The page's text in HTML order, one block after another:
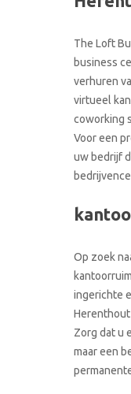
The Loft
business
verhuren
virtueel
coworking
Voor een
uw bedrijf
Op zoek
ingerichte
Zorg dat u
maar een